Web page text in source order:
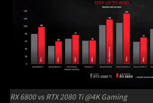
RX 6800 vs RTX 2080 Ti @4K Gaming